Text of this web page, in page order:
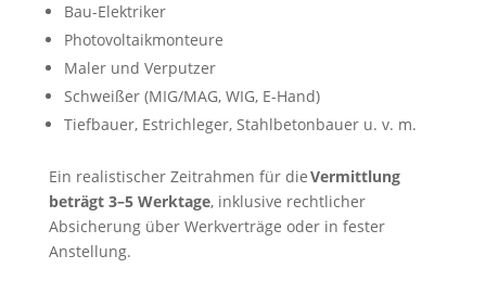
Bau-Elektriker
Photovoltaikmonteure
Maler und Verputzer
Schweißer (MIG/MAG, WIG, E-Hand)
Tiefbauer, Estrichleger, Stahlbetonbauer u. v. m.
Ein realistischer Zeitrahmen für dieVermittlung
beträgt 3–5 Werktage, inklusive rechtlicher
Absicherung über Werkverträge oder in fester
Anstellung.